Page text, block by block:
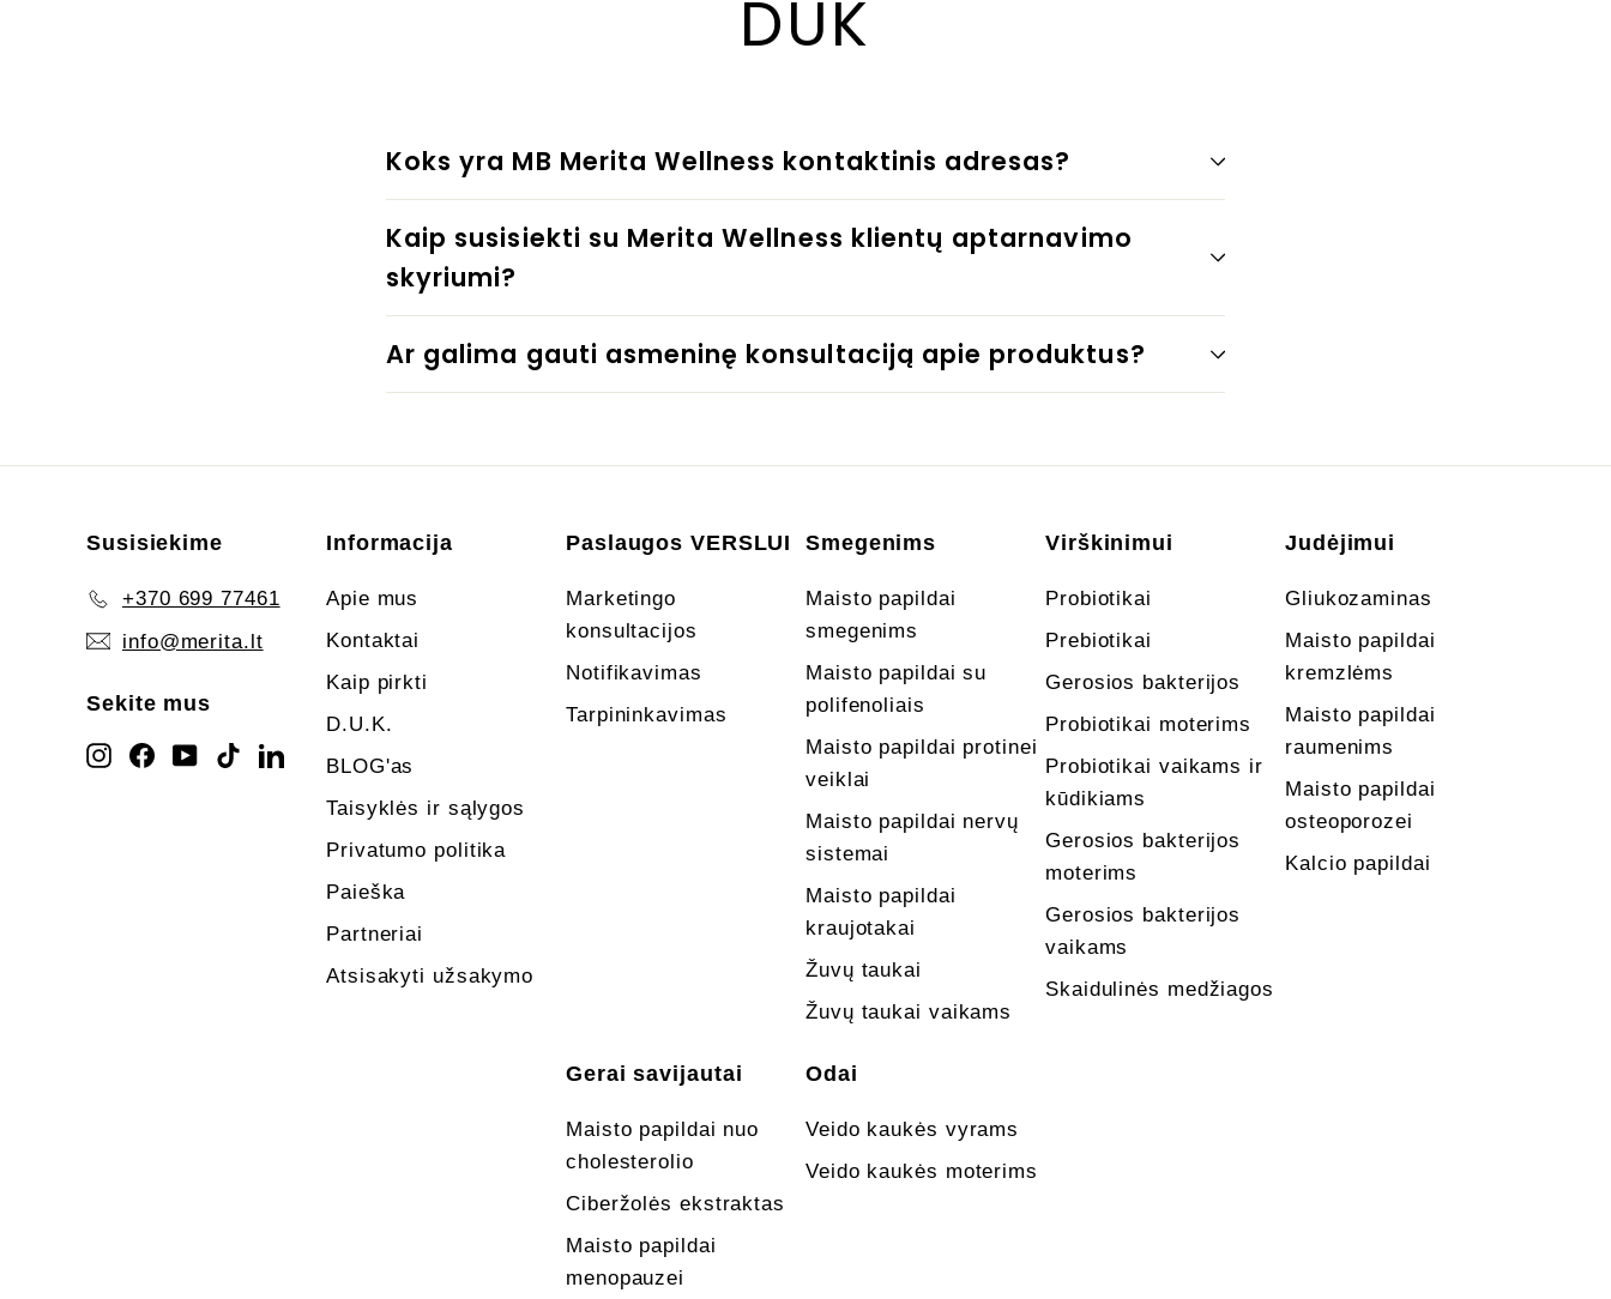
DUK
Koks yra MB Merita Wellness kontaktinis adresas?
Kaip susisiekti su Merita Wellness klientų aptarnavimo
skyriumi?
Ar galima gauti asmeninę konsultaciją apie produktus?
Susisiekime
+370 699 77461
info@merita.lt
Sekite mus
InstagramFacebookYouTube
TikTokLinkedIn
Informacija
Apie mus
Kontaktai
Kaip pirkti
D.U.K.
BLOG'as
Taisyklės ir sąlygos
Privatumo politika
Paieška
Partneriai
Atsisakyti užsakymo
Paslaugos VERSLUI
Marketingo
konsultacijos
Notifikavimas
Tarpininkavimas
Smegenims
Maisto papildai
smegenims
Maisto papildai su
polifenoliais
Maisto papildai protinei
veiklai
Maisto papildai nervų
sistemai
Maisto papildai
kraujotakai
Žuvų taukai
Žuvų taukai vaikams
Virškinimui
Probiotikai
Prebiotikai
Gerosios bakterijos
Probiotikai moterims
Probiotikai vaikams ir
kūdikiams
Gerosios bakterijos
moterims
Gerosios bakterijos
vaikams
Skaidulinės medžiagos
Judėjimui
Gliukozaminas
Maisto papildai
kremzlėms
Maisto papildai
raumenims
Maisto papildai
osteoporozei
Kalcio papildai
Gerai savijautai
Maisto papildai nuo
cholesterolio
Ciberžolės ekstraktas
Maisto papildai
menopauzei
Odai
Veido kaukės vyrams
Veido kaukės moterims